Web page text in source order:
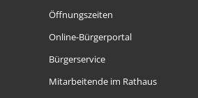
Öffnungszeiten
Online-Bürgerportal
Bürgerservice
Mitarbeitende im Rathaus